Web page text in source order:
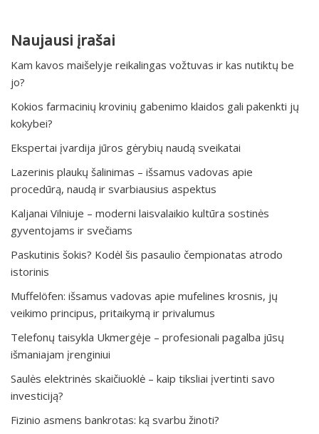
Naujausi įrašai
Kam kavos maišelyje reikalingas vožtuvas ir kas nutiktų be
jo?
Kokios farmacinių krovinių gabenimo klaidos gali pakenkti jų
kokybei?
Ekspertai įvardija jūros gėrybių naudą sveikatai
Lazerinis plaukų šalinimas – išsamus vadovas apie
procedūrą, naudą ir svarbiausius aspektus
Kaljanai Vilniuje – moderni laisvalaikio kultūra sostinės
gyventojams ir svečiams
Paskutinis šokis? Kodėl šis pasaulio čempionatas atrodo
istorinis
Muffelöfen: išsamus vadovas apie mufelines krosnis, jų
veikimo principus, pritaikymą ir privalumus
Telefonų taisykla Ukmergėje – profesionali pagalba jūsų
išmaniajam įrenginiui
Saulės elektrinės skaičiuoklė – kaip tiksliai įvertinti savo
investiciją?
Fizinio asmens bankrotas: ką svarbu žinoti?